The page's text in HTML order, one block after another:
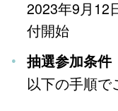
2023年9月12
付開始
抽選参加条件
以下の手順で